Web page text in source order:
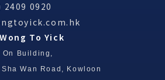
2409 0920
To Yick
On Building,
Wan Road, Kowloon